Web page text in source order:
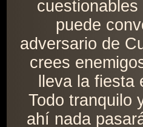
puede
adversario de
crees
lleva la
Todo tranquilo
ahí nada